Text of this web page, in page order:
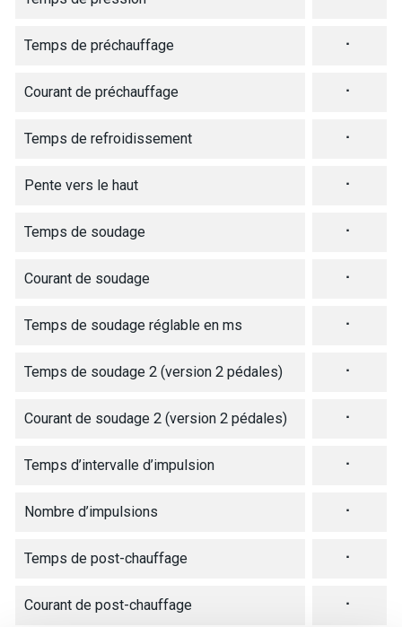
Temps de préchauffage ⠂
Courant de préchauffage ⠂
Temps de refroidissement ⠂
Pente vers le haut ⠂
Temps de soudage ⠂
Courant de soudage ⠂
Temps de soudage réglable en ms ⠂
Temps de soudage 2 (version 2 pédales) ⠂
Courant de soudage 2 (version 2 pédales) ⠂
Temps d’intervalle d’impulsion ⠂
Nombre d’impulsions ⠂
Temps de post-chauffage ⠂
Courant de post-chauffage ⠂